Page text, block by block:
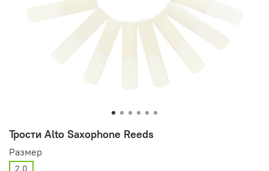
Трости Alto Saxophone Reeds
Размер